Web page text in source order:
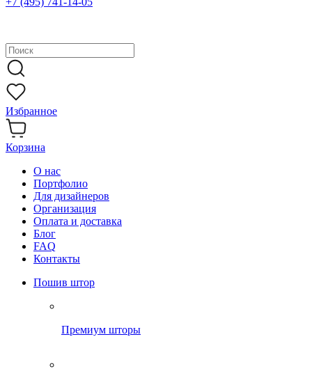
Избранное
Корзина
О нас
Портфолио
Для дизайнеров
Организация
Оплата и доставка
Блог
FAQ
Контакты
Пошив штор
Премиум шторы